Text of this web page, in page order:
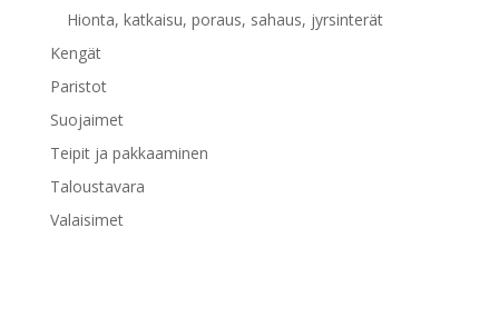
Hionta, katkaisu, poraus, sahaus, jyrsinterät
Kengät
Paristot
Suojaimet
Teipit ja pakkaaminen
Taloustavara
Valaisimet